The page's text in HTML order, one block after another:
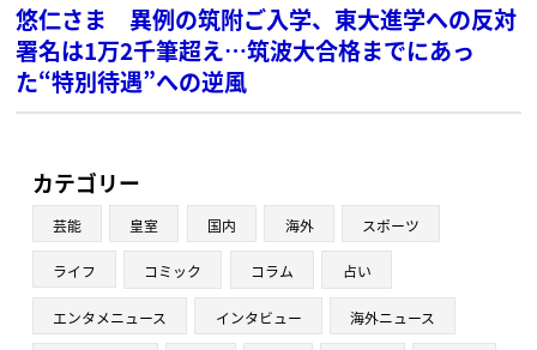
悠仁さま 異例の筑附ご入学、東大進学への反対
署名は1万2千筆超え…筑波大合格までにあっ
た“特別待遇”への逆風
カテゴリー
芸能 皇室 国内 海外 スポーツ
ライフ コミック コラム 占い
エンタメニュース インタビュー 海外ニュース